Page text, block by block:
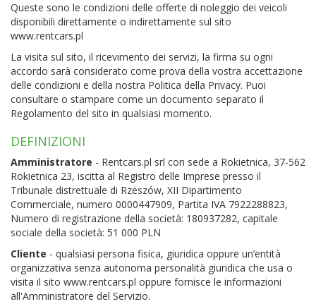
Queste sono le condizioni delle offerte di noleggio dei veicoli
disponibili direttamente o indirettamente sul sito
www.rentcars.pl
La visita sul sito, il ricevimento dei servizi, la firma su ogni
accordo sarà considerato come prova della vostra accettazione
delle condizioni e della nostra Politica della Privacy. Puoi
consultare o stampare come un documento separato il
Regolamento del sito in qualsiasi momento.
DEFINIZIONI
Amministratore - Rentcars.pl srl con sede a Rokietnica, 37-562
Rokietnica 23, iscitta al Registro delle Imprese presso il
Tribunale distrettuale di Rzeszów, XII Dipartimento
Commerciale, numero 0000447909, Partita IVA 7922288823,
Numero di registrazione della società: 180937282, capitale
sociale della società: 51 000 PLN
Cliente - qualsiasi persona fisica, giuridica oppure un’entità
organizzativa senza autonoma personalità giuridica che usa o
visita il sito www.rentcars.pl oppure fornisce le informazioni
all'Amministratore del Servizio.